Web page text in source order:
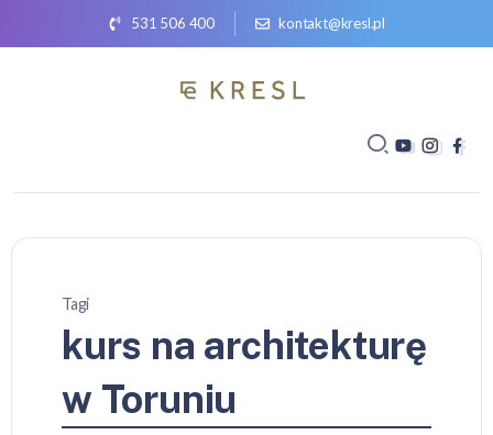
531 506 400 kontakt@kresl.pl
Tagi
kurs na architekturę
w Toruniu